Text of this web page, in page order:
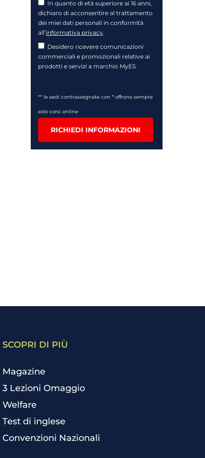
In quanto di età superiore ai 16 anni,
dichiaro di acconsentire al trattamento
dei miei dati personali in conformità
all’informativa privacy.
Desidero ricevere comunicazioni
commerciali e promozionali relative ai
prodotti e servizi a marchio MyES
** le sedi contrassegnate con * offrono sempre
solo corsi online
RICHIEDI INFORMAZIONI
SCOPRI DI PIÙ
Magazine
3 Lezioni Omaggio
Welfare
Test di inglese
Convenzioni Nazionali